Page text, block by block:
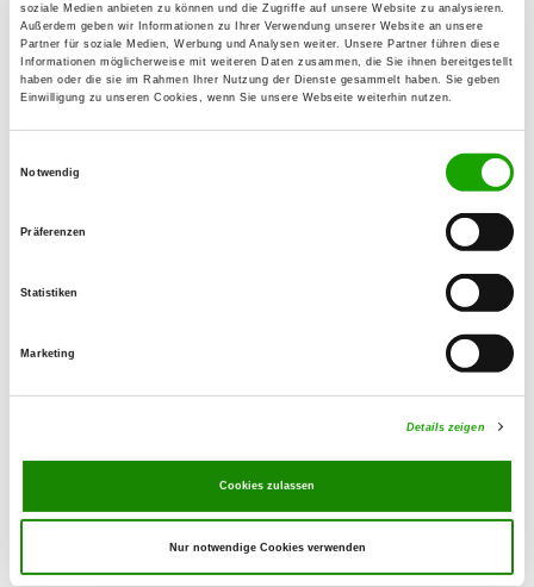
soziale Medien anbieten zu können und die Zugriffe auf unsere Website zu analysieren.
Außerdem geben wir Informationen zu Ihrer Verwendung unserer Website an unsere
Partner für soziale Medien, Werbung und Analysen weiter. Unsere Partner führen diese
Informationen möglicherweise mit weiteren Daten zusammen, die Sie ihnen bereitgestellt
haben oder die sie im Rahmen Ihrer Nutzung der Dienste gesammelt haben. Sie geben
Einwilligung zu unseren Cookies, wenn Sie unsere Webseite weiterhin nutzen.
Notwendig
Präferenzen
Statistiken
Marketing
Details zeigen
Cookies zulassen
Nur notwendige Cookies verwenden
OG - Saalfeld e.V.
Details
Am Weidig
07318 Saalfeld
Dr. Dinkler Allee 11 C
OG - Pößneck e.V.
07387 Krölpa - Zella
Details
07333 Unterwellenborn-Birkigt